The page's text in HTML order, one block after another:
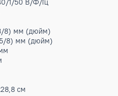
обогрев
дБ(А)
дБ(А)
тыс.BTU
кВт
кВт